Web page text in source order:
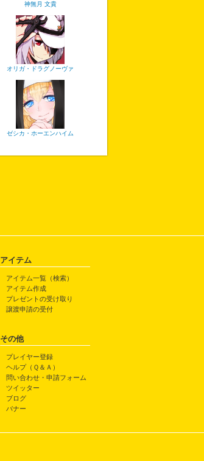
神無月 文貴
オリガ・ドラグノーヴァ
ゼシカ・ホーエンハイム
アイテム
アイテム一覧（検索）
アイテム作成
プレゼントの受け取り
譲渡申請の受付
その他
プレイヤー登録
ヘルプ（Ｑ＆Ａ）
問い合わせ・申請フォーム
ツイッター
ブログ
バナー